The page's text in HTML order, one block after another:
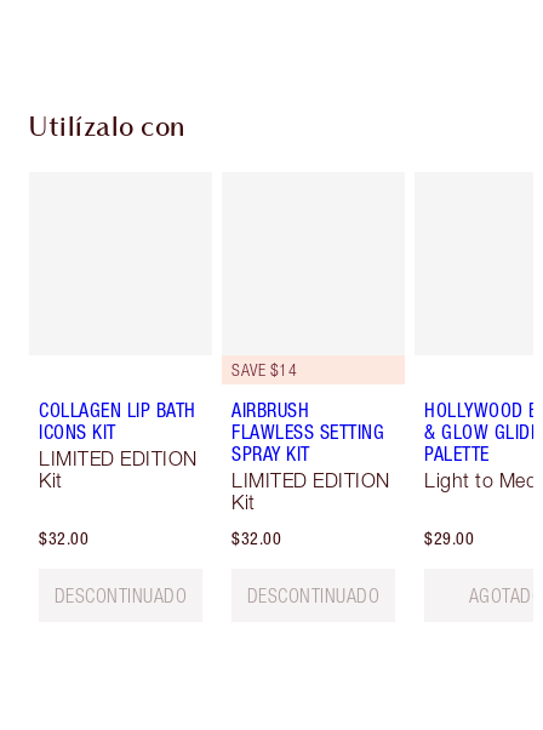
Utilízalo con
COLLAGEN LIP BATH
ICONS KIT
LIMITED EDITION
Kit
$32.00
DESCONTINUADO
SAVE $14
AIRBRUSH
FLAWLESS SETTING
SPRAY KIT
LIMITED EDITION
Kit
$32.00
DESCONTINUADO
HOLLYWOOD
& GLOW GLIDE
PALETTE
Light to
$29.00
AGOTADO